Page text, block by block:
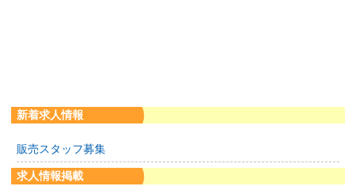
新着求人情報
販売スタッフ募集
求人情報掲載